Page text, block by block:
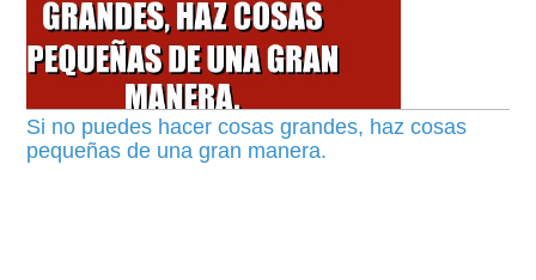
Si no puedes hacer cosas grandes, haz cosas
pequeñas de una gran manera.